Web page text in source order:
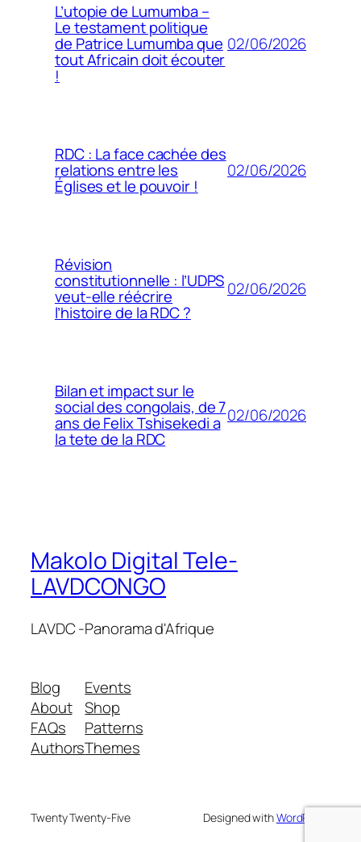
L’utopie de Lumumba –
Le testament politique
de Patrice Lumumba que
tout Africain doit écouter
!
02/06/2026
RDC : La face cachée des
relations entre les
Églises et le pouvoir !
02/06/2026
Révision
constitutionnelle : l’UDPS
veut-elle réécrire
l’histoire de la RDC ?
02/06/2026
Bilan et impact sur le
social des congolais, de 7
ans de Felix Tshisekedi a
la tete de la RDC
02/06/2026
Makolo Digital Tele-
LAVDCONGO
LAVDC -Panorama d'Afrique
Blog
About
FAQs
Authors
Events
Shop
Patterns
Themes
Twenty Twenty-Five Designed withWordPress